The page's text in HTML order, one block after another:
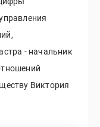
- начальник
Виктория